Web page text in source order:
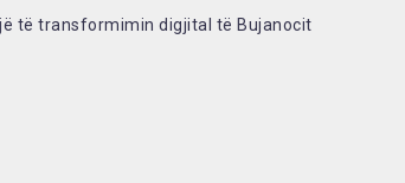
të transformimin digjital të Bujanocit